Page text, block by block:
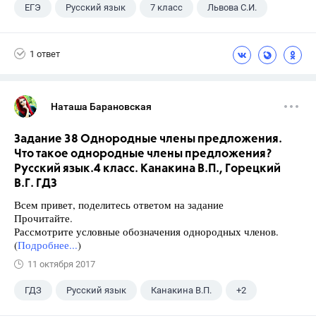
ЕГЭ Русский язык 7 класс Львова С.И.
1 ответ
Наташа Барановская
Задание 38 Однородные члены предложения.
Что такое однородные члены предложения?
Русский язык.4 класс. Канакина В.П., Горецкий
В.Г. ГДЗ
Всем привет, поделитесь ответом на задание
Прочитайте.
Рассмотрите условные обозначения однородных членов.
(Подробнее...)
11 октября 2017
ГДЗ Русский язык Канакина В.П. +2